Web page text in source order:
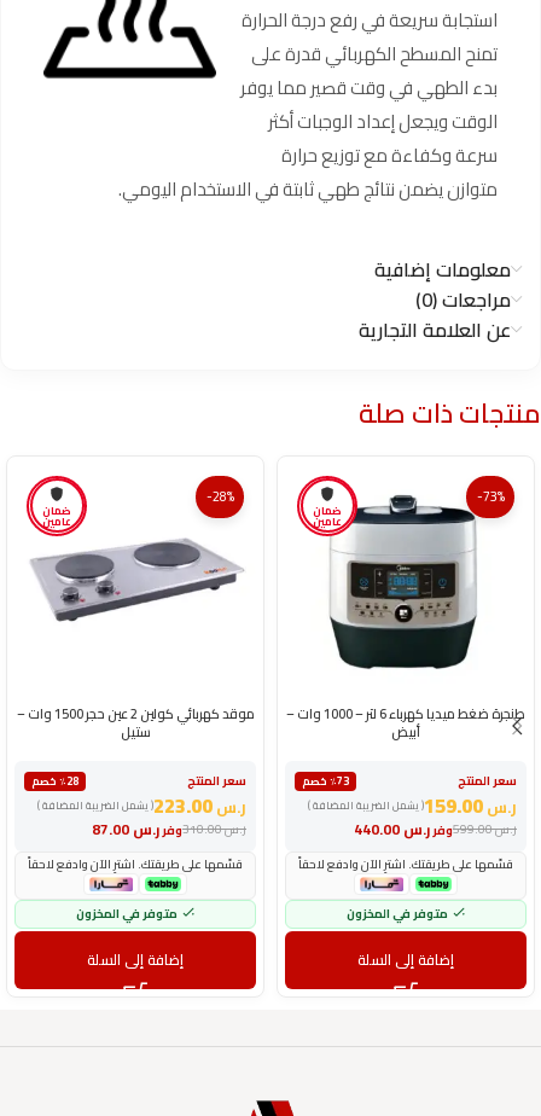
استجابة سريعة في رفع درجة الحرارة
تمنح المسطح الكهربائي قدرة على
بدء الطهي في وقت قصير مما يوفر
الوقت ويجعل إعداد الوجبات أكثر
سرعة وكفاءة مع توزيع حرارة
متوازن يضمن نتائج طهي ثابتة في الاستخدام اليومي.
معلومات إضافية
مراجعات (0)
عن العلامة التجارية
منتجات ذات صلة
ضمان
عامين
-73%
طنجرة ضغط ميديا كهرباء 6 لتر – 1000 وات –
أبيض
سعر المنتج
٪73 خصم
( يشمل الضريبة المضافة )
ر.س
وفرر.س ر.س599.00
قسّمها على طريقتك. اشترِ الآن وادفع لاحقاً
متوفر في المخزون
إضافة إلى السلة
ضمان
عامين
-28%
موقد كهربائي كولين 2 عين حجر 1500 وات –
ستيل
سعر المنتج
٪28 خصم
( يشمل الضريبة المضافة )
ر.س
وفرر.س ر.س310.00
قسّمها على طريقتك. اشترِ الآن وادفع لاحقاً
متوفر في المخزون
إضافة إلى السلة